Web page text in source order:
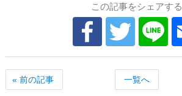
この記事をシェアする
« 前の記事 一覧へ